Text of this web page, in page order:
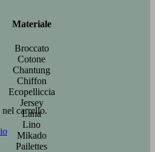
carrello.
Materiale
Broccato
Cotone
Chantung
Chiffon
Ecopelliccia
Jersey
Lana
Lino
Mikado
Pailettes